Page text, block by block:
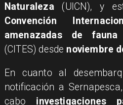
Naturaleza (UICN), y
Convención
amenazadas de
(CITES) desde noviembre
​En cuanto al
notificación a
cabo investigaciones